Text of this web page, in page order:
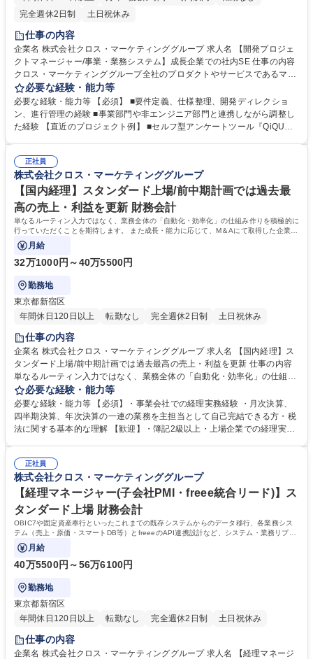
完全週休2日制
土日祝休み
仕事の内容
企業名 株式会社クロス・マーケティンググループ 求人名 【開発プロジェ
クトマネージャー/事業・業務システム】成長企業での社内SE 仕事の内容
クロス・マーケティンググループ全社のプロダクトやサービスであるマー
ケティングツールのシステム開発や、社内向けシステムのプロジェクトマ
ネージャーとして、プロジェクトを推進していただきます。 ※ 実際に開
発業務として手を動かしていただくことはありませんが、開発チーム・事
業サイドと密にコミュニケーションを取り事業成長にコミットしていただ
ロジェクトマネージャー/事業・業務システム】成長企業での社内SE
必要な経験・能力等
必要な経験・能力等 【必須】 ■要件定義、仕様整理、開発ディレクショ
ン、進行管理の経験 ■事業部門や非エンジニア部門と連携しながら調整し
た経験 【直近のプロジェクト例】 ■セルフ型アンケートツール『QiQUM
「Light Depth」新規立ち上げ 学歴・資格 学歴：大学院 大学 高専 語学
力： 資格：
正社員
株式会社クロス・マーケティンググループ
【国内経理】スタンダード上場/前中期計画では過去最
高の売上・利益を更新 財務会計
単なるルーティン入力ではなく、業務全体の「自動化・効率化」の仕組み作りを積極的に
行っていただくことを期待します。 また成長・能力に応じて、M＆Aにて取得した企業の
システム刷新期におけるデータ移行
月給
32万1000円～40万5500円
勤務地
東京都新宿区
年間休日120日以上
転勤なし 完全週休2日制 土日祝休み
仕事の内容
企業名 株式会社クロス・マーケティンググループ 求人名 【国内経理】ス
タンダード上場/前中期計画では過去最高の売上・利益を更新 仕事の内容
単なるルーティン入力ではなく、業務全体の「自動化・効率化」の仕組み
作りを積極的に行っていただくことを期待します。 また成長・能力に応じ
て、M＆Aにて取得した企業のシステム刷新期におけるデータ移行 （仕
訳・マスタインポート）や、新システム（freee・バクラク）での新しい
業務フローの運用定着をお任せします。 【具体的な業務内容】・伝票入
グループ全体でfreeeへの統合およびバクラクの導入を予定・推進中で
す。（既存システムとして勘定奉行等も一部利用しています） 募集職種
【国内経理】スタンダード上場/前中期計画では過去最高の売上・利益を更
新
必要な経験・能力等
必要な経験・能力等 【必須】・事業会社での経理実務経験 ・月次決算、
四半期決算、年次決算の一連の業務を主担当として自己完結できる方・税
法に関する基本的な理解 【歓迎】・簿記2級以上・上場企業での経理実務
がら、経理として一人称で完結できるスキルが磨かれます。 評価上、働い
た時間の長さではなく、限られた時間でどれだけ高いパフォーマンスを発
揮しているかを重視します。 学歴・資格 学歴：大学院 大学 専修学校 語学
力： 資格：
正社員
株式会社クロス・マーケティンググループ
【経理マネージャー(子会社PMI・freee統合リード)】ス
タンダード上場 財務会計
OBIC7や固定資産奉行といったこれまでの既存システムからのデータ移行、各業務シス
テム（売上・原価・スマートDB等）とfreeeのAPI連携設計など、システム・業務リプレ
イスの全体統括をお任せします。
月給
40万5500円～56万6100円
勤務地
東京都新宿区
年間休日120日以上
転勤なし 完全週休2日制 土日祝休み
仕事の内容
企業名 株式会社クロス・マーケティンググループ 求人名 【経理マネージ